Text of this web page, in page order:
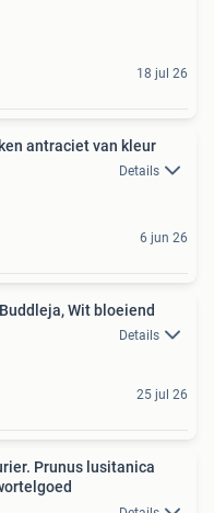
18 jul 26
antraciet van kleur
Details
6 jun 26
Wit bloeiend
Details
25 jul 26
Prunus lusitanica